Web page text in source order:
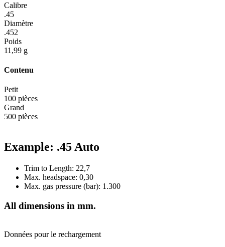
Calibre
.45
Diamètre
.452
Poids
11,99 g
Contenu
Petit
100 pièces
Grand
500 pièces
Example: .45 Auto
Trim to Length: 22,7
Max. headspace: 0,30
Max. gas pressure (bar): 1.300
All dimensions in mm.
Données pour le rechargement